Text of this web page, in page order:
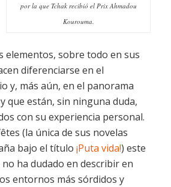
por la que Tchak recibió el Prix Ahmadou
Kourouma.
elementos, sobre todo en sus
diferenciarse en el
y, más aún, en el panorama
que están, sin ninguna duda,
con su experiencia personal.
(la única de sus novelas
bajo el título ¡Puta vida!) este
ha dudado en describir en
entornos más sórdidos y